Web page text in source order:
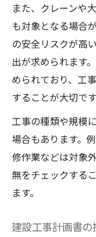
一覧
建設工事
ント
提出前
容
応法
建設工事に
建設工
ト
また、クレーンや
も対象となる場合
の安全リスクが高
出が求められます
められており、工
することが大切です
工事の種類や規模
場合もあります。
修作業などは対象
無をチェックする
ます。
建設工事計画書